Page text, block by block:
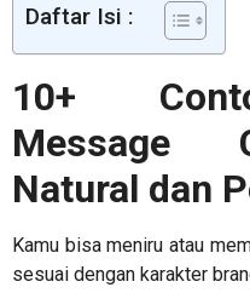
Daftar Isi :
10+
Message
Natural dan
Kamu bisa meniru atau
sesuai dengan karakter